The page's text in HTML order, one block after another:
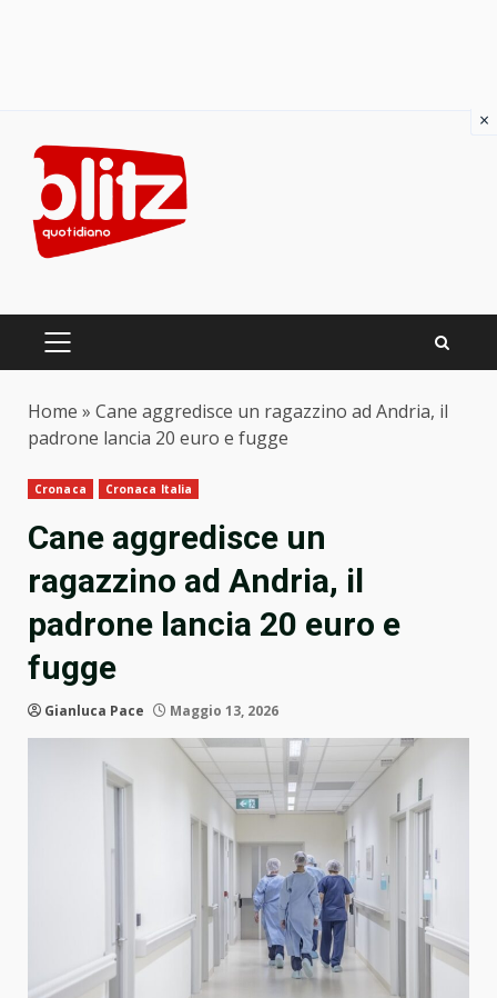
content
PRIMARY
Home » Cane aggredisce un ragazzino ad Andria, il
padrone lancia 20 euro e fugge
Cronaca Cronaca Italia
Cane aggredisce un
ragazzino ad Andria, il
padrone lancia 20 euro e
fugge
Gianluca Pace Maggio 13, 2026
×